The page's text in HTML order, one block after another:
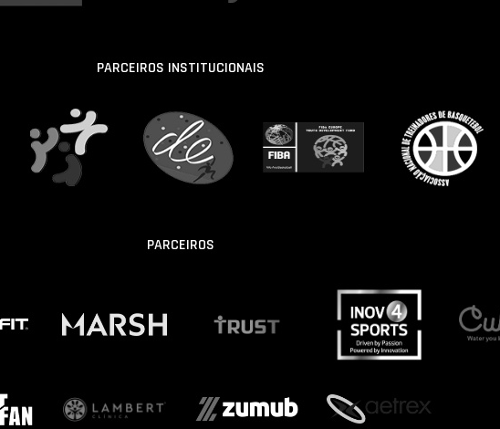
PARCEIROS INSTITUCIONAIS
PARCEIROS